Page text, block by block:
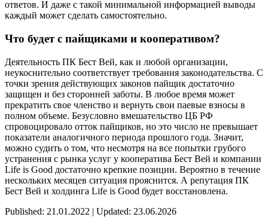
ответов. И даже с такой минимальной информацией выводы
каждый может сделать самостоятельно.
Что будет с пайщиками и кооперативом?
Деятельность ПК Бест Вей, как и любой организации,
неукоснительно соответствует требования законодательства. С
точки зрения действующих законов пайщик достаточно
защищен и без сторонней заботы. В любое время может
прекратить свое членство и вернуть свои паевые взносы в
полном объеме. Безусловно вмешательство ЦБ РФ
спровоцировало отток пайщиков, но это число не превышает
показатели аналогичного периода прошлого года. Значит,
можно судить о том, что несмотря на все попытки грубого
устранения с рынка услуг у кооператива Бест Вей и компании
Life is Good достаточно крепкие позиции. Вероятно в течение
нескольких месяцев ситуация прояснится. А репутация ПК
Бест Вей и холдинга Life is Good будет восстановлена.
Published: 21.01.2022 | Updated: 23.06.2026